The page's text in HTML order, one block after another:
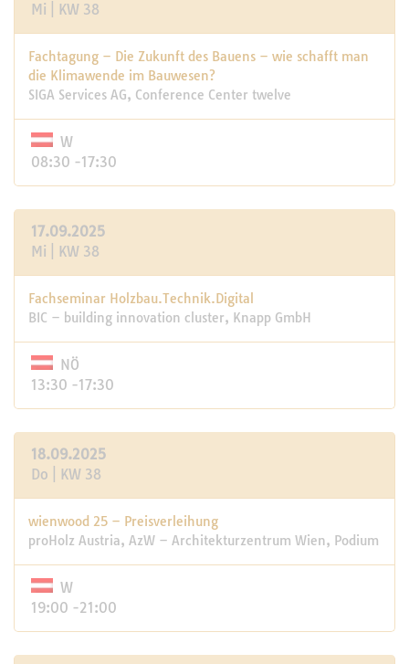
Mi | KW 38
Fachtagung – Die Zukunft des Bauens – wie schafft man
die Klimawende im Bauwesen?
SIGA Services AG, Conference Center twelve
W
08:30 -17:30
17.09.2025
Mi | KW 38
Fachseminar Holzbau.Technik.Digital
BIC – building innovation cluster, Knapp GmbH
NÖ
13:30 -17:30
18.09.2025
Do | KW 38
wienwood 25 – Preisverleihung
proHolz Austria, AzW – Architekturzentrum Wien, Podium
W
19:00 -21:00